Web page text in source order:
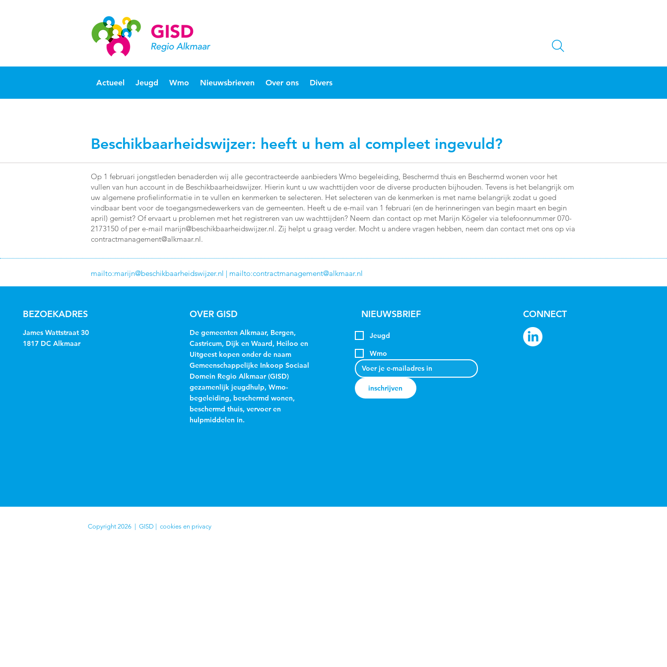
Actueel Jeugd Wmo Nieuwsbrieven Over ons Divers
Beschikbaarheidswijzer: heeft u hem al compleet ingevuld?
Op 1 februari jongstleden benaderden wij alle gecontracteerde aanbieders Wmo begeleiding, Beschermd thuis en Beschermd wonen voor het
vullen van hun account in de Beschikbaarheidswijzer. Hierin kunt u uw wachttijden voor de diverse producten bijhouden. Tevens is het belangrijk om
uw algemene profielinformatie in te vullen en kenmerken te selecteren. Het selecteren van de kenmerken is met name belangrijk zodat u goed
vindbaar bent voor de toegangsmedewerkers van de gemeenten. Heeft u de e-mail van 1 februari (en de herinneringen van begin maart en begin
april) gemist? Of ervaart u problemen met het registreren van uw wachttijden? Neem dan contact op met Marijn Kögeler via telefoonnummer 070-
2173150 of per e-mail marijn@beschikbaarheidswijzer.nl. Zij helpt u graag verder. Mocht u andere vragen hebben, neem dan contact met ons op via
contractmanagement@alkmaar.nl.
mailto:marijn@beschikbaarheidswijzer.nl | mailto:contractmanagement@alkmaar.nl
BEZOEKADRES
James Wattstraat 30
1817 DC Alkmaar
OVER GISD
De gemeenten Alkmaar, Bergen,
Castricum, Dijk en Waard, Heiloo en
Uitgeest kopen onder de naam
Gemeenschappelijke Inkoop Sociaal
Domein Regio Alkmaar (GISD)
gezamenlijk jeugdhulp, Wmo-
begeleiding, beschermd wonen,
beschermd thuis, vervoer en
hulpmiddelen in.
NIEUWSBRIEF
Jeugd
Wmo
inschrijven
CONNECT
Copyright 2026 | GISD | cookies en privacy